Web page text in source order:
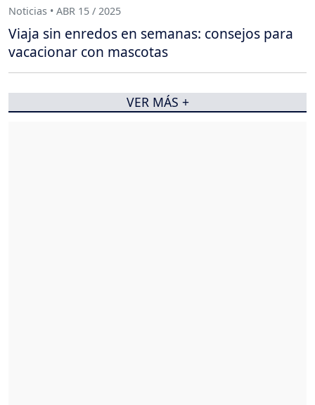
Noticias • ABR 15 / 2025
Viaja sin enredos en semanas: consejos para
vacacionar con mascotas
VER MÁS +